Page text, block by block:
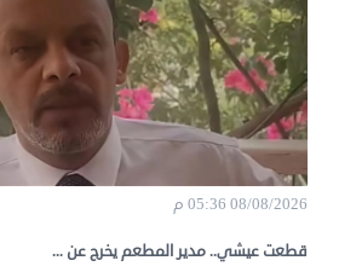
08/08/2026 05:36 م
قطعت عيشي.. مدير المطعم يخرج عن ...